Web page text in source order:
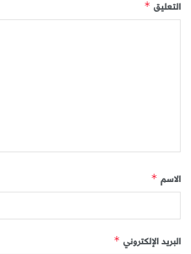
التعليق *
الاسم *
البريد الإلكتروني *